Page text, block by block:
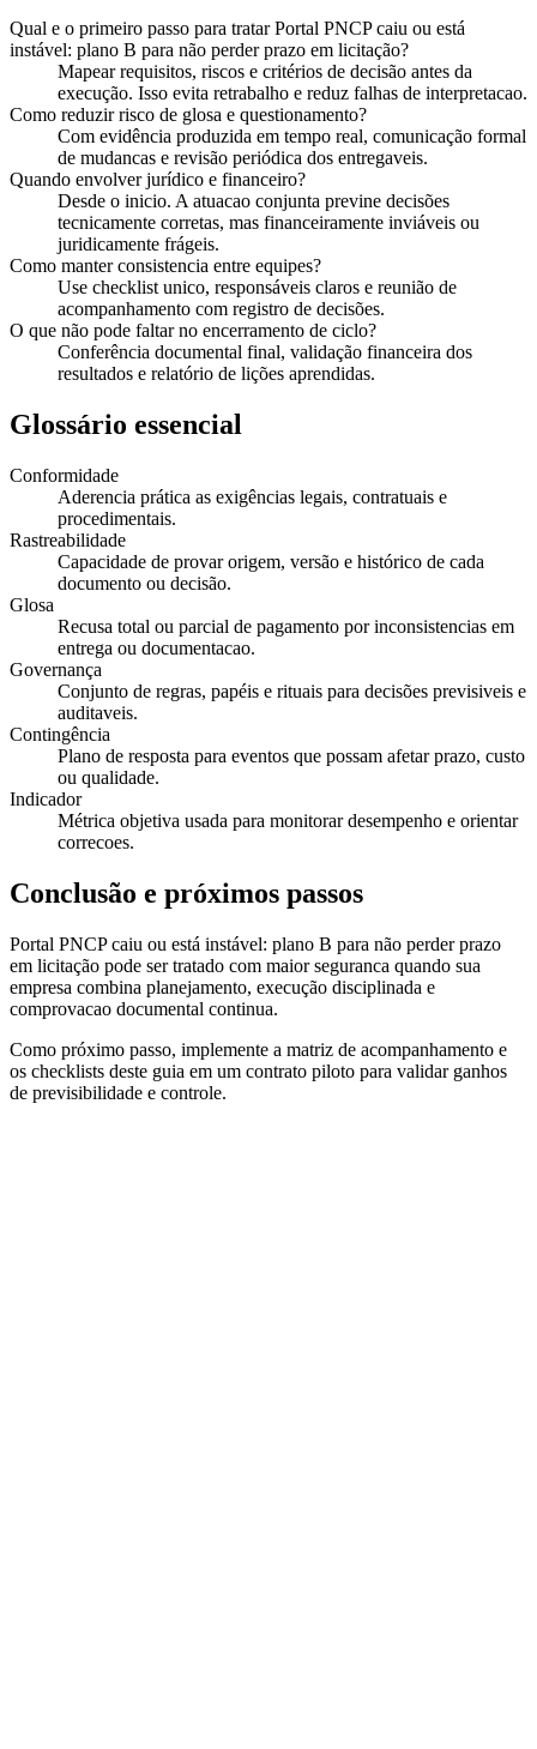
Qual e o primeiro passo para tratar Portal PNCP caiu ou está
instável: plano B para não perder prazo em licitação?
Mapear requisitos, riscos e critérios de decisão antes da
execução. Isso evita retrabalho e reduz falhas de interpretacao.
Como reduzir risco de glosa e questionamento?
Com evidência produzida em tempo real, comunicação formal
de mudancas e revisão periódica dos entregaveis.
Quando envolver jurídico e financeiro?
Desde o inicio. A atuacao conjunta previne decisões
tecnicamente corretas, mas financeiramente inviáveis ou
juridicamente frágeis.
Como manter consistencia entre equipes?
Use checklist unico, responsáveis claros e reunião de
acompanhamento com registro de decisões.
O que não pode faltar no encerramento de ciclo?
Conferência documental final, validação financeira dos
resultados e relatório de lições aprendidas.
Glossário essencial
Conformidade
Aderencia prática as exigências legais, contratuais e
procedimentais.
Rastreabilidade
Capacidade de provar origem, versão e histórico de cada
documento ou decisão.
Glosa
Recusa total ou parcial de pagamento por inconsistencias em
entrega ou documentacao.
Governança
Conjunto de regras, papéis e rituais para decisões previsiveis e
auditaveis.
Contingência
Plano de resposta para eventos que possam afetar prazo, custo
ou qualidade.
Indicador
Métrica objetiva usada para monitorar desempenho e orientar
correcoes.
Conclusão e próximos passos
Portal PNCP caiu ou está instável: plano B para não perder prazo
em licitação pode ser tratado com maior seguranca quando sua
empresa combina planejamento, execução disciplinada e
comprovacao documental continua.
Como próximo passo, implemente a matriz de acompanhamento e
os checklists deste guia em um contrato piloto para validar ganhos
de previsibilidade e controle.